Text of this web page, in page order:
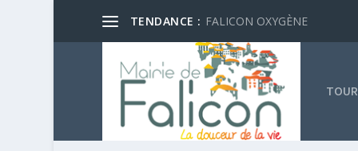
TENDANCE : FALICON OXYGÈNE